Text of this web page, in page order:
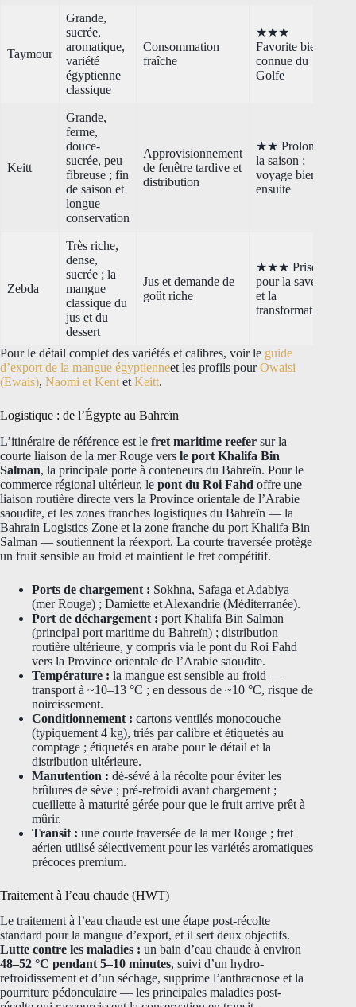
Taymour
Grande,
sucrée,
aromatique,
variété
égyptienne
classique
Consommation
fraîche
★★★
Favorite bien
connue du
Golfe
Keitt
Grande,
ferme,
douce-
sucrée, peu
fibreuse ; fin
de saison et
longue
conservation
Approvisionnement
de fenêtre tardive et
distribution
★★ Prolonge
la saison ;
voyage bien
ensuite
Zebda
Très riche,
dense,
sucrée ; la
mangue
classique du
jus et du
dessert
Jus et demande de
goût riche
★★★ Prisée
pour la saveur
et la
transformation
Pour le détail complet des variétés et calibres, voir le guide
d’export de la mangue égyptienneet les profils pourOwaisi
(Ewais), Naomi et Kent et Keitt.
Logistique : de l’Égypte au Bahreïn
L’itinéraire de référence est le fret maritime reefer sur la
courte liaison de la mer Rouge vers le port Khalifa Bin
Salman, la principale porte à conteneurs du Bahreïn. Pour le
commerce régional ultérieur, le pont du Roi Fahd offre une
liaison routière directe vers la Province orientale de l’Arabie
saoudite, et les zones franches logistiques du Bahreïn — la
Bahrain Logistics Zone et la zone franche du port Khalifa Bin
Salman — soutiennent la réexport. La courte traversée protège
un fruit sensible au froid et maintient le fret compétitif.
Ports de chargement : Sokhna, Safaga et Adabiya
(mer Rouge) ; Damiette et Alexandrie (Méditerranée).
Port de déchargement : port Khalifa Bin Salman
(principal port maritime du Bahreïn) ; distribution
routière ultérieure, y compris via le pont du Roi Fahd
vers la Province orientale de l’Arabie saoudite.
Température : la mangue est sensible au froid —
transport à ~10–13 °C ; en dessous de ~10 °C, risque de
noircissement.
Conditionnement : cartons ventilés monocouche
(typiquement 4 kg), triés par calibre et étiquetés au
comptage ; étiquetés en arabe pour le détail et la
distribution ultérieure.
Manutention : dé-sévé à la récolte pour éviter les
brûlures de sève ; pré-refroidi avant chargement ;
cueillette à maturité gérée pour que le fruit arrive prêt à
mûrir.
Transit : une courte traversée de la mer Rouge ; fret
aérien utilisé sélectivement pour les variétés aromatiques
précoces premium.
Traitement à l’eau chaude (HWT)
Le traitement à l’eau chaude est une étape post-récolte
standard pour la mangue d’export, et il sert deux objectifs.
Lutte contre les maladies : un bain d’eau chaude à environ
48–52 °C pendant 5–10 minutes, suivi d’un hydro-
refroidissement et d’un séchage, supprime l’anthracnose et la
pourriture pédonculaire — les principales maladies post-